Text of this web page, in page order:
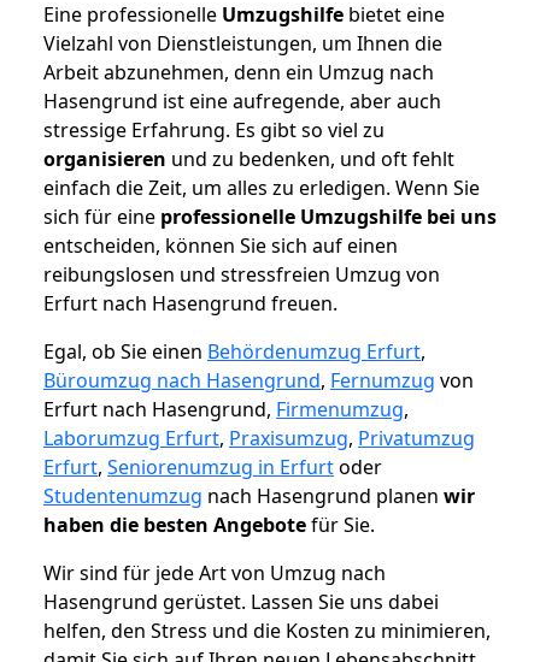
Eine professionelle Umzugshilfe bietet eine
Vielzahl von Dienstleistungen, um Ihnen die
Arbeit abzunehmen, denn ein Umzug nach
Hasengrund ist eine aufregende, aber auch
stressige Erfahrung. Es gibt so viel zu
organisieren und zu bedenken, und oft fehlt
einfach die Zeit, um alles zu erledigen. Wenn Sie
sich für eine professionelle Umzugshilfe bei uns
entscheiden, können Sie sich auf einen
reibungslosen und stressfreien Umzug von
Erfurt nach Hasengrund freuen.
Egal, ob Sie einen Behördenumzug Erfurt,
Büroumzug nach Hasengrund, Fernumzug von
Erfurt nach Hasengrund, Firmenumzug,
Laborumzug Erfurt, Praxisumzug, Privatumzug
Erfurt, Seniorenumzug in Erfurtoder
Studentenumzug nach Hasengrund planen wir
haben die besten Angebotefür Sie.
Wir sind für jede Art von Umzug nach
Hasengrund gerüstet. Lassen Sie uns dabei
helfen, den Stress und die Kosten zu minimieren,